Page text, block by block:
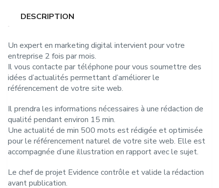
DESCRIPTION
Un expert en marketing digital intervient pour votre
entreprise 2 fois par mois.
Il vous contacte par téléphone pour vous soumettre des
idées d’actualités permettant d’améliorer le
référencement de votre site web.
Il prendra les informations nécessaires à une rédaction de
qualité pendant environ 15 min.
Une actualité de min 500 mots est rédigée et optimisée
pour le référencement naturel de votre site web. Elle est
accompagnée d’une illustration en rapport avec le sujet.
Le chef de projet Evidence contrôle et valide la rédaction
avant publication.